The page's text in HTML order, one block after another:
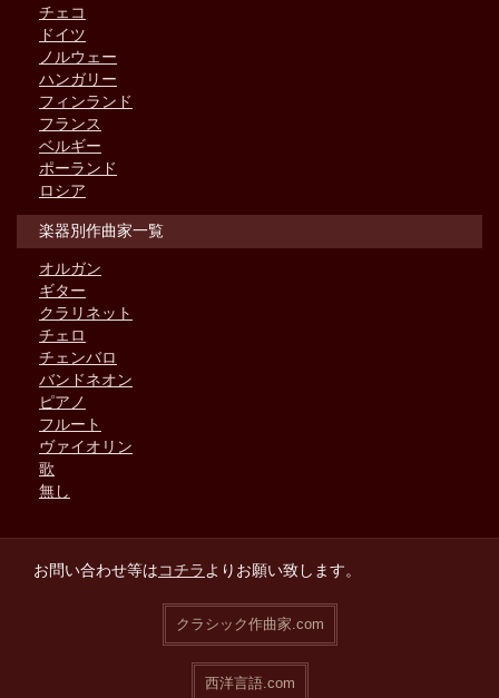
チェコ
ドイツ
ノルウェー
ハンガリー
フィンランド
フランス
ベルギー
ポーランド
ロシア
楽器別作曲家一覧
オルガン
ギター
クラリネット
チェロ
チェンバロ
バンドネオン
ピアノ
フルート
ヴァイオリン
歌
無し
お問い合わせ等はコチラ よりお願い致します。
クラシック作曲家.com
西洋言語.com